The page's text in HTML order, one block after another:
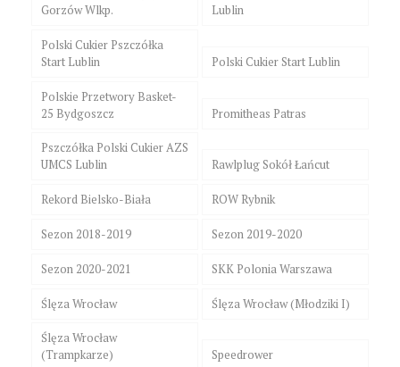
Gorzów Wlkp.
Lublin
Polski Cukier Pszczółka
Start Lublin
Polski Cukier Start Lublin
Polskie Przetwory Basket-
25 Bydgoszcz
Promitheas Patras
Pszczółka Polski Cukier AZS
UMCS Lublin
Rawlplug Sokół Łańcut
Rekord Bielsko-Biała ROW Rybnik
Sezon 2018-2019 Sezon 2019-2020
Sezon 2020-2021 SKK Polonia Warszawa
Ślęza Wrocław Ślęza Wrocław (Młodziki I)
Ślęza Wrocław
(Trampkarze)
Speedrower